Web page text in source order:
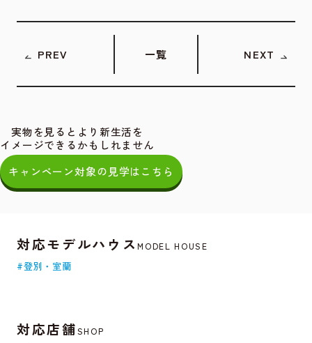
PREV 一覧 NEXT
実物を見るとより新生活を
イメージできるかもしれません
キャンペーン対象の見学はこちら
対応モデルハウスMODEL HOUSE
#登別・室蘭
対応店舗SHOP